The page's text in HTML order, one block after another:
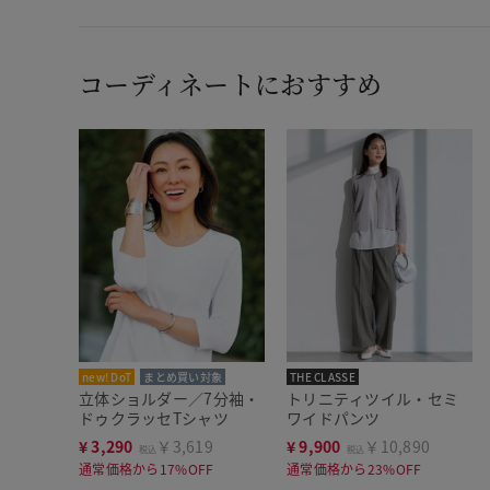
コーディネートにおすすめ
new! DoT まとめ買い対象
立体ショルダー／7分袖・
ドゥクラッセTシャツ
¥3,290 税込 ￥3,619
通常価格から17%OFF
THE CLASSE
トリニティツイル・セミ
ワイドパンツ
¥9,900 税込 ￥10,890
通常価格から23%OFF